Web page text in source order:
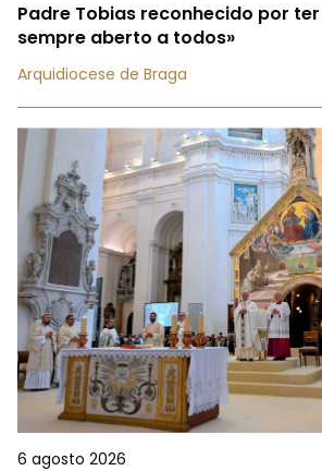
Padre Tobias reconhecido por
sempre aberto a todos»
Arquidiocese de Braga
6 agosto 2026